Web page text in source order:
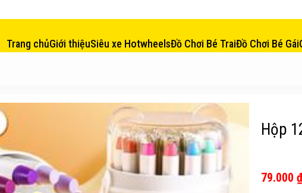
Trang chủGiới thiệuSiêu xe HotwheelsĐồ Chơi Bé TraiĐồ Chơi Bé Gái
Hộp
79.000 ₫